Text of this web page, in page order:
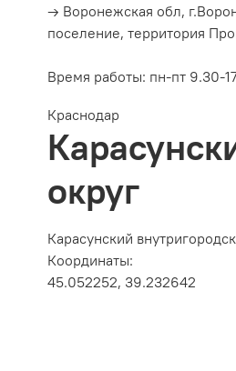
→ Воронежская обл,
поселение, территория
Время работы: пн-пт 9.30-
Краснодар
округ
Карасунский
Координаты:
45.052252, 39.232642